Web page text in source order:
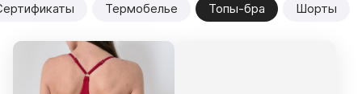
Термобелье Топы-бра Шорты